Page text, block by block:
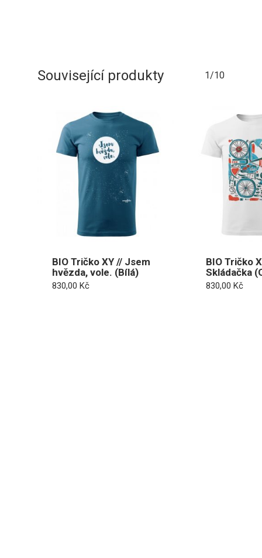
Související produkty 1/10
BIO Tričko XY // Jsem
hvězda, vole. (Bílá)
830,00 Kč
BIO Tričko
Skládačka
830,00 Kč